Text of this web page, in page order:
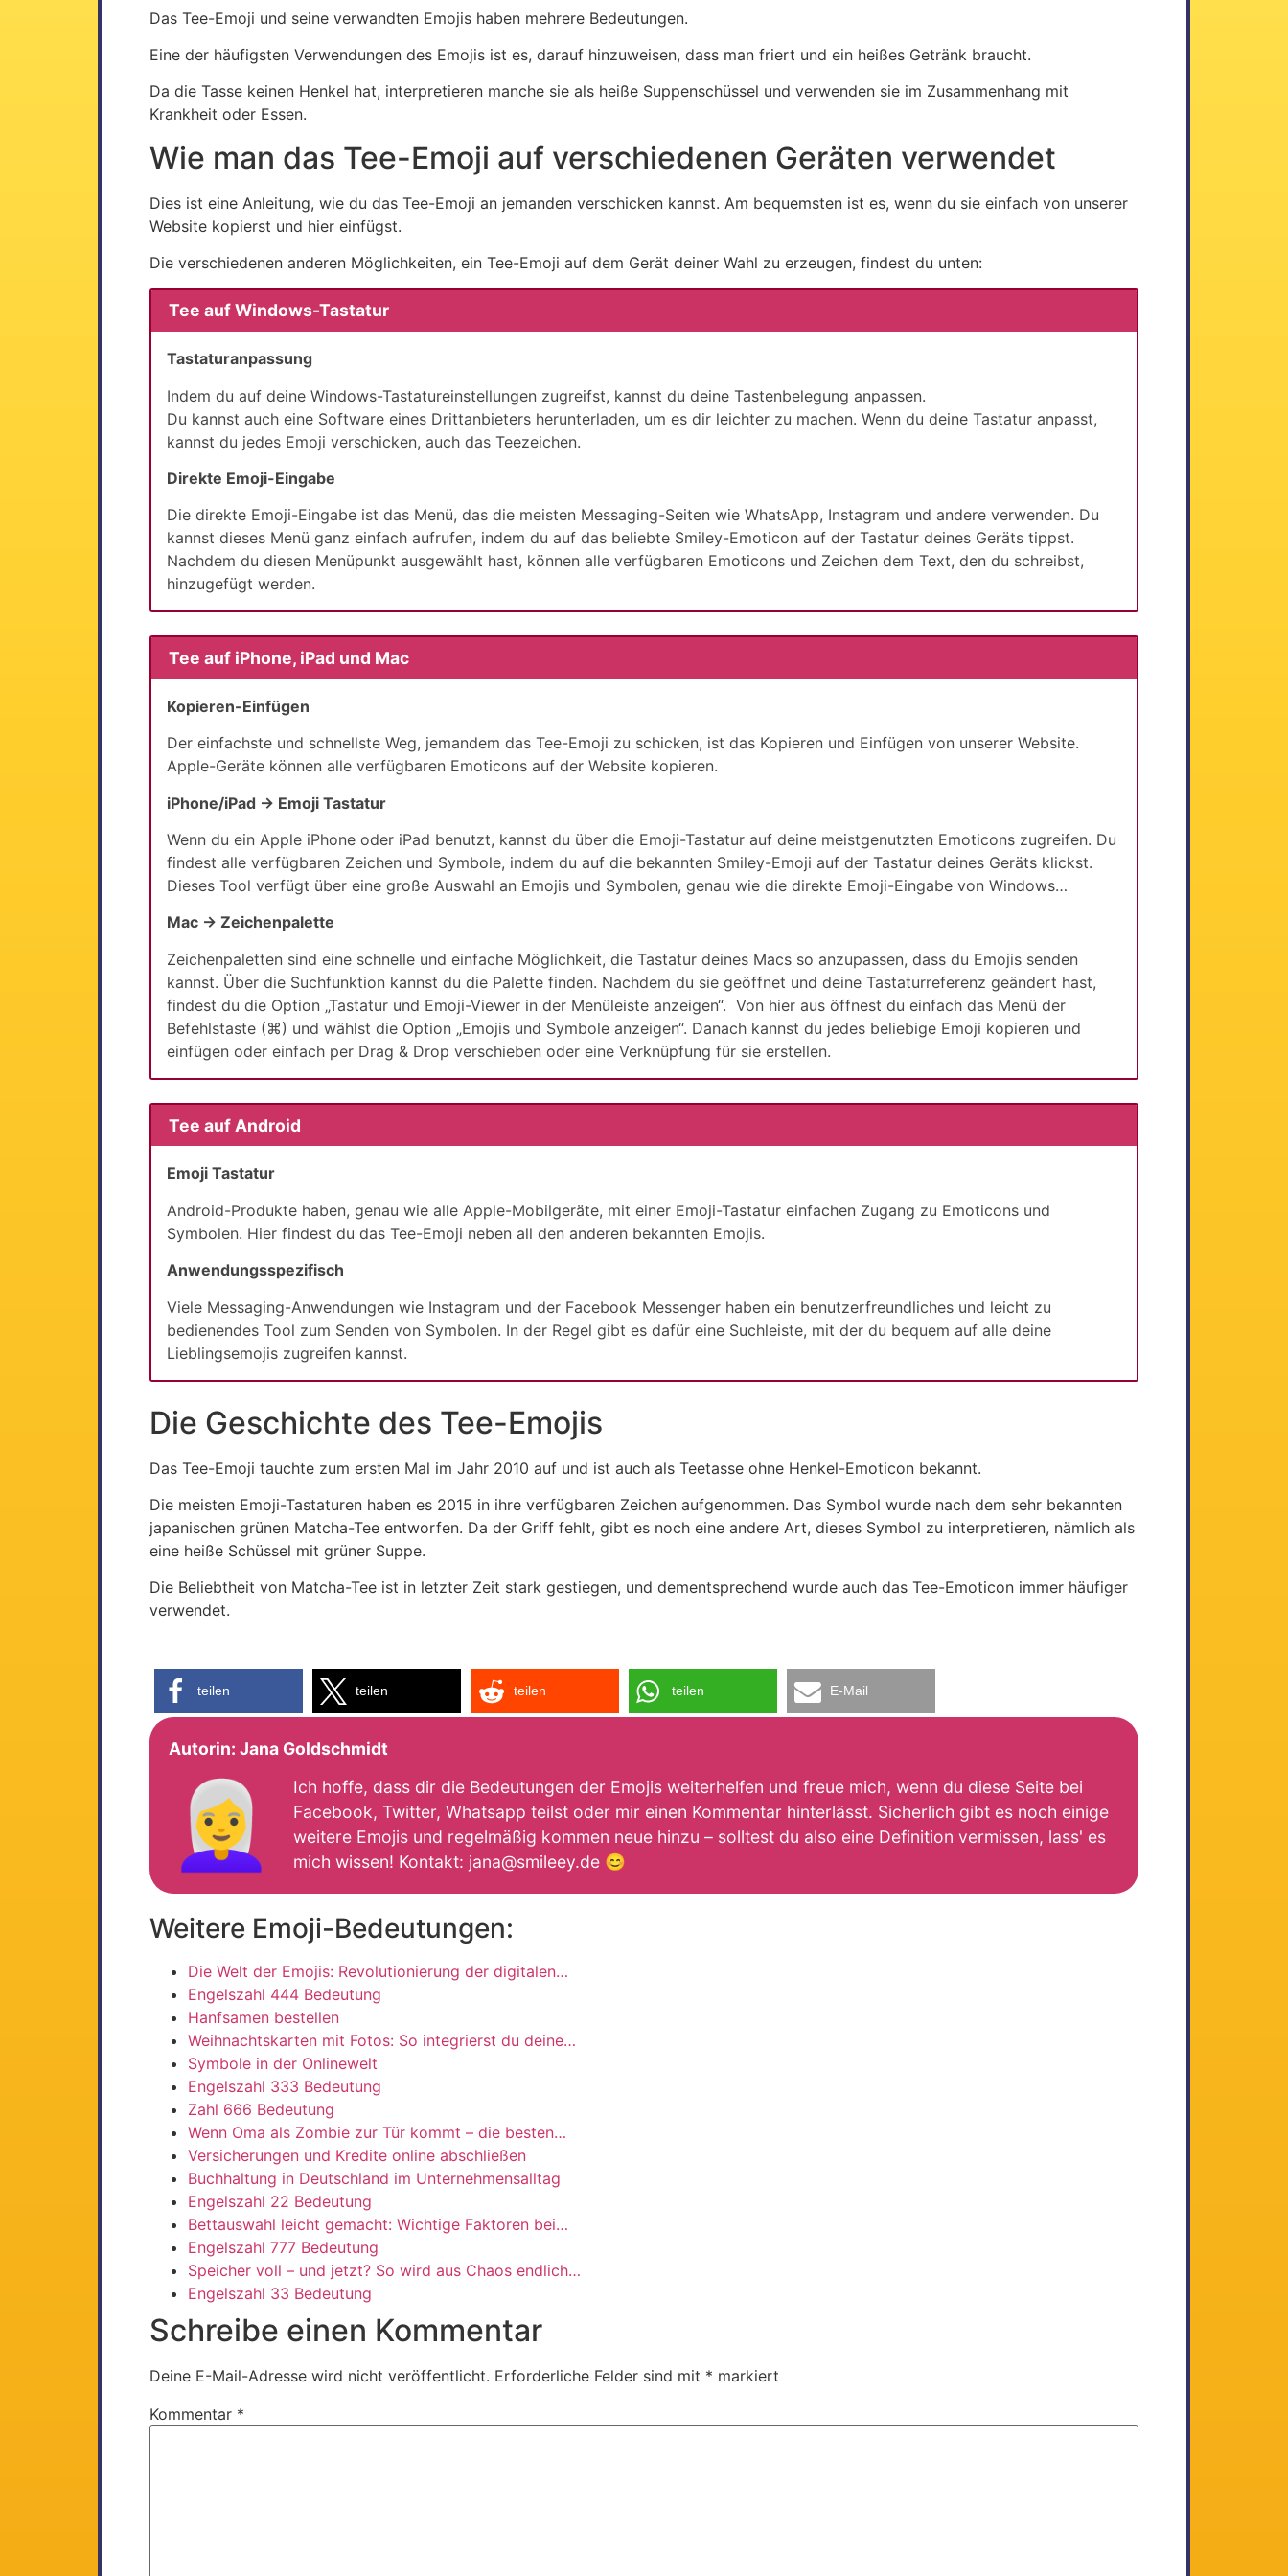
Das Tee-Emoji und seine verwandten Emojis haben mehrere Bedeutungen.
Eine der häufigsten Verwendungen des Emojis ist es, darauf hinzuweisen, dass man friert und ein heißes Getränk braucht.
Da die Tasse keinen Henkel hat, interpretieren manche sie als heiße Suppenschüssel und verwenden sie im Zusammenhang mit
Krankheit oder Essen.
Wie man das Tee-Emoji auf verschiedenen Geräten verwendet
Dies ist eine Anleitung, wie du das Tee-Emoji an jemanden verschicken kannst. Am bequemsten ist es, wenn du sie einfach von unserer
Website kopierst und hier einfügst.
Die verschiedenen anderen Möglichkeiten, ein Tee-Emoji auf dem Gerät deiner Wahl zu erzeugen, findest du unten:
Tee auf Windows-Tastatur
Tastaturanpassung
Indem du auf deine Windows-Tastatureinstellungen zugreifst, kannst du deine Tastenbelegung anpassen.
Du kannst auch eine Software eines Drittanbieters herunterladen, um es dir leichter zu machen. Wenn du deine Tastatur anpasst,
kannst du jedes Emoji verschicken, auch das Teezeichen.
Direkte Emoji-Eingabe
Die direkte Emoji-Eingabe ist das Menü, das die meisten Messaging-Seiten wie WhatsApp, Instagram und andere verwenden. Du
kannst dieses Menü ganz einfach aufrufen, indem du auf das beliebte Smiley-Emoticon auf der Tastatur deines Geräts tippst.
Nachdem du diesen Menüpunkt ausgewählt hast, können alle verfügbaren Emoticons und Zeichen dem Text, den du schreibst,
hinzugefügt werden.
Tee auf iPhone, iPad und Mac
Kopieren-Einfügen
Der einfachste und schnellste Weg, jemandem das Tee-Emoji zu schicken, ist das Kopieren und Einfügen von unserer Website.
Apple-Geräte können alle verfügbaren Emoticons auf der Website kopieren.
iPhone/iPad → Emoji Tastatur
Wenn du ein Apple iPhone oder iPad benutzt, kannst du über die Emoji-Tastatur auf deine meistgenutzten Emoticons zugreifen. Du
findest alle verfügbaren Zeichen und Symbole, indem du auf die bekannten Smiley-Emoji auf der Tastatur deines Geräts klickst.
Dieses Tool verfügt über eine große Auswahl an Emojis und Symbolen, genau wie die direkte Emoji-Eingabe von Windows…
Mac → Zeichenpalette
Zeichenpaletten sind eine schnelle und einfache Möglichkeit, die Tastatur deines Macs so anzupassen, dass du Emojis senden
kannst. Über die Suchfunktion kannst du die Palette finden. Nachdem du sie geöffnet und deine Tastaturreferenz geändert hast,
findest du die Option „Tastatur und Emoji-Viewer in der Menüleiste anzeigen“. Von hier aus öffnest du einfach das Menü der
Befehlstaste (⌘) und wählst die Option „Emojis und Symbole anzeigen“. Danach kannst du jedes beliebige Emoji kopieren und
einfügen oder einfach per Drag & Drop verschieben oder eine Verknüpfung für sie erstellen.
Tee auf Android
Emoji Tastatur
Android-Produkte haben, genau wie alle Apple-Mobilgeräte, mit einer Emoji-Tastatur einfachen Zugang zu Emoticons und
Symbolen. Hier findest du das Tee-Emoji neben all den anderen bekannten Emojis.
Anwendungsspezifisch
Viele Messaging-Anwendungen wie Instagram und der Facebook Messenger haben ein benutzerfreundliches und leicht zu
bedienendes Tool zum Senden von Symbolen. In der Regel gibt es dafür eine Suchleiste, mit der du bequem auf alle deine
Lieblingsemojis zugreifen kannst.
Die Geschichte des Tee-Emojis
Das Tee-Emoji tauchte zum ersten Mal im Jahr 2010 auf und ist auch als Teetasse ohne Henkel-Emoticon bekannt.
Die meisten Emoji-Tastaturen haben es 2015 in ihre verfügbaren Zeichen aufgenommen. Das Symbol wurde nach dem sehr bekannten
japanischen grünen Matcha-Tee entworfen. Da der Griff fehlt, gibt es noch eine andere Art, dieses Symbol zu interpretieren, nämlich als
eine heiße Schüssel mit grüner Suppe.
Die Beliebtheit von Matcha-Tee ist in letzter Zeit stark gestiegen, und dementsprechend wurde auch das Tee-Emoticon immer häufiger
verwendet.
teilen teilen teilen teilen E-Mail
Autorin: Jana Goldschmidt
👩‍🦳
Ich hoffe, dass dir die Bedeutungen der Emojis weiterhelfen und freue mich, wenn du diese Seite bei
Facebook, Twitter, Whatsapp teilst oder mir einen Kommentar hinterlässt. Sicherlich gibt es noch einige
weitere Emojis und regelmäßig kommen neue hinzu – solltest du also eine Definition vermissen, lass' es
mich wissen! Kontakt: jana@smileey.de 😊
Weitere Emoji-Bedeutungen:
Die Welt der Emojis: Revolutionierung der digitalen…
Engelszahl 444 Bedeutung
Hanfsamen bestellen
Weihnachtskarten mit Fotos: So integrierst du deine…
Symbole in der Onlinewelt
Engelszahl 333 Bedeutung
Zahl 666 Bedeutung
Wenn Oma als Zombie zur Tür kommt – die besten…
Versicherungen und Kredite online abschließen
Buchhaltung in Deutschland im Unternehmensalltag
Engelszahl 22 Bedeutung
Bettauswahl leicht gemacht: Wichtige Faktoren bei…
Engelszahl 777 Bedeutung
Speicher voll – und jetzt? So wird aus Chaos endlich…
Engelszahl 33 Bedeutung
Schreibe einen Kommentar
Deine E-Mail-Adresse wird nicht veröffentlicht. Erforderliche Felder sind mit * markiert
Kommentar *